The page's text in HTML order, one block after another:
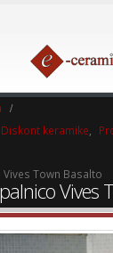
Diskont keramike
Town Basalto
Vives